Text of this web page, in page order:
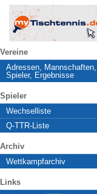
Vereine
Adressen, Mannschaften,
Spieler, Ergebnisse
Spieler
Wechselliste
Q-TTR-Liste
Archiv
Wettkampfarchiv
Links